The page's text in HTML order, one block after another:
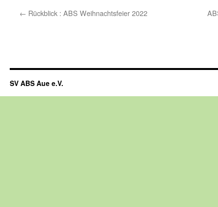
← Rückblick : ABS Weihnachtsfeier 2022
SV ABS Aue e.V.